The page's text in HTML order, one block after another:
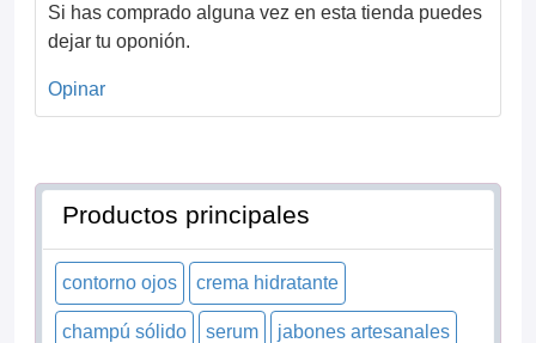
Si has comprado alguna vez en esta tienda puedes
dejar tu oponión.
Opinar
Productos principales
contorno ojos crema hidratante
champú sólido serum jabones artesanales